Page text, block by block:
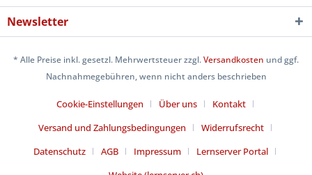
Newsletter
* Alle Preise inkl. gesetzl. Mehrwertsteuer zzgl.Versandkosten und ggf.
Nachnahmegebühren, wenn nicht anders beschrieben
Cookie-Einstellungen Über uns
Kontakt
Versand und Zahlungsbedingungen
Widerrufsrecht
Datenschutz
AGB Impressum
Lernserver Portal